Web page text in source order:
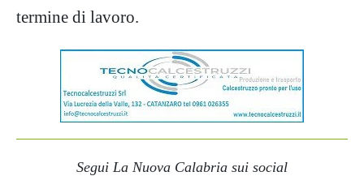
termine di lavoro.
Segui La Nuova Calabria sui social